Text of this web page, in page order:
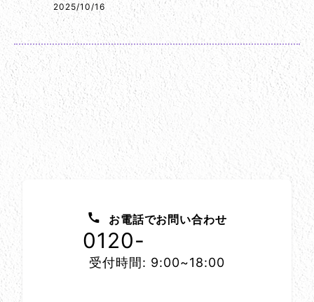
2025/10/16
お電話でお問い合わせ
0120-
受付時間: 9:00~18:00